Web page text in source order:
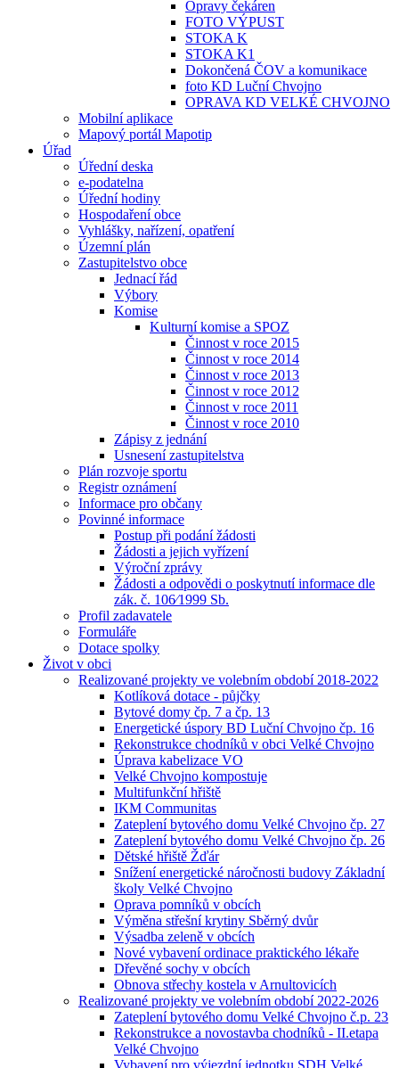
Opravy čekáren
FOTO VÝPUST
STOKA K
STOKA K1
Dokončená ČOV a komunikace
foto KD Luční Chvojno
OPRAVA KD VELKÉ CHVOJNO
Mobilní aplikace
Mapový portál Mapotip
Úřad
Úřední deska
e-podatelna
Úřední hodiny
Hospodaření obce
Vyhlášky, nařízení, opatření
Územní plán
Zastupitelstvo obce
Jednací řád
Výbory
Komise
Kulturní komise a SPOZ
Činnost v roce 2015
Činnost v roce 2014
Činnost v roce 2013
Činnost v roce 2012
Činnost v roce 2011
Činnost v roce 2010
Zápisy z jednání
Usnesení zastupitelstva
Plán rozvoje sportu
Registr oznámení
Informace pro občany
Povinné informace
Postup při podání žádosti
Žádosti a jejich vyřízení
Výroční zprávy
Žádosti a odpovědi o poskytnutí informace dle
zák. č. 106⁄1999 Sb.
Profil zadavatele
Formuláře
Dotace spolky
Život v obci
Realizované projekty ve volebním období 2018-2022
Kotlíková dotace - půjčky
Bytové domy čp. 7 a čp. 13
Energetické úspory BD Luční Chvojno čp. 16
Rekonstrukce chodníků v obci Velké Chvojno
Úprava kabelizace VO
Velké Chvojno kompostuje
Multifunkční hřiště
IKM Communitas
Zateplení bytového domu Velké Chvojno čp. 27
Zateplení bytového domu Velké Chvojno čp. 26
Dětské hřiště Žďár
Snížení energetické náročnosti budovy Základní
školy Velké Chvojno
Oprava pomníků v obcích
Výměna střešní krytiny Sběrný dvůr
Výsadba zeleně v obcích
Nové vybavení ordinace praktického lékaře
Dřevěné sochy v obcích
Obnova střechy kostela v Arnultovicích
Realizované projekty ve volebním období 2022-2026
Zateplení bytového domu Velké Chvojno č.p. 23
Rekonstrukce a novostavba chodníků - II.etapa
Velké Chvojno
Vybavení pro výjezdní jednotku SDH Velké